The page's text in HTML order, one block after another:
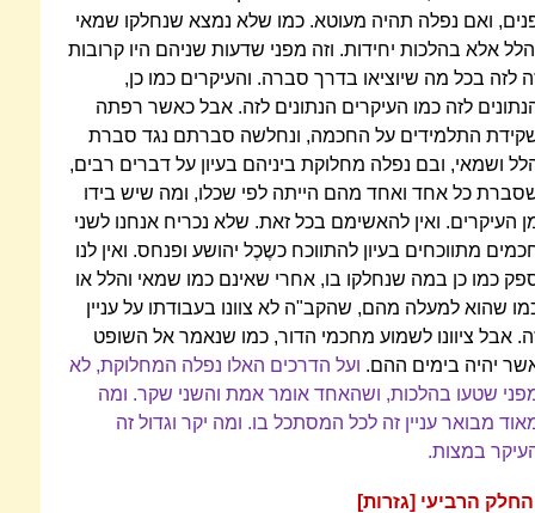
ואם נפלה תהיה מעוטא. כמו שלא נמצא שנחלקו שמאי
אלא בהלכות יחידות. וזה מפני שדעות שניהם היו קרובות
לזה בכל מה שיוציאו בדרך סברה. והעיקרים כמו כן,
לזה כמו העיקרים הנתונים לזה. אבל כאשר רפתה
התלמידים על החכמה, ונחלשה סברתם נגד סברת
ושמאי, ובם נפלה מחלוקת ביניהם בעיון על דברים רבים,
כל אחד ואחד מהם הייתה לפי שכלו, ומה שיש בידו
העיקרים. ואין להאשימם בכל זאת. שלא נכריח אנחנו לשני
מתווכחים בעיון להתווכח כשֶכֶל יהושע ופנחס. ואין לנו
כמו כן במה שנחלקו בו, אחרי שאינם כמו שמאי והלל או
שהוא למעלה מהם, שהקב"ה לא צוונו בעבודתו על עניין
אבל ציוונו לשמוע מחכמי הדור, כמו שנאמר אל השופט
יהיה בימים ההם. ועל הדרכים האלו נפלה המחלוקת, לא
שטעו בהלכות, ושהאחד אומר אמת והשני שקר. ומה
מבואר עניין זה לכל המסתכל בו. ומה יקר וגדול זה
במצות.
הרביעי [גזרות]